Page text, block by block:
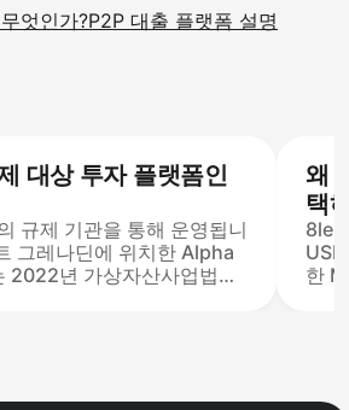
엇인가?P2P 대출 플랫폼 설명
대상 투자 플랫폼인
규제 기관을 통해 운영됩니
그레나딘에 위치한 Alpha
2022년 가상자산사업법에
왜
택
고
한